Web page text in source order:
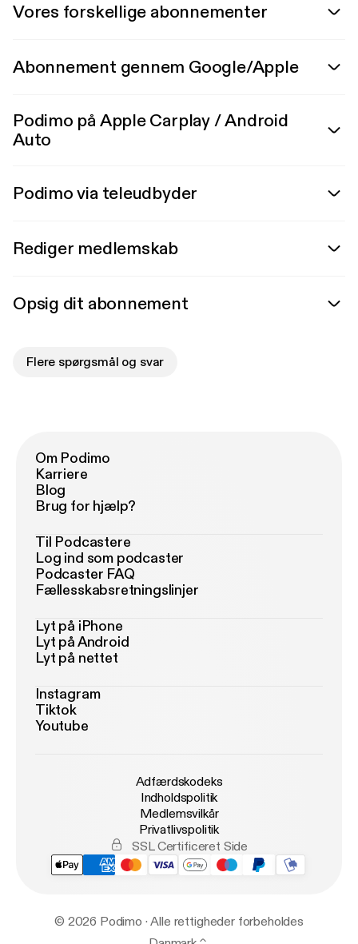
Vores forskellige abonnementer
Abonnement gennem Google/Apple
Podimo på Apple Carplay / Android
Auto
Podimo via teleudbyder
Rediger medlemskab
Opsig dit abonnement
Flere spørgsmål og svar
Om Podimo
Karriere
Blog
Brug for hjælp?
Til Podcastere
Log ind som podcaster
Podcaster FAQ
Fællesskabsretningslinjer
Lyt på iPhone
Lyt på Android
Lyt på nettet
Instagram
Tiktok
Youtube
Adfærdskodeks
Indholdspolitik
Medlemsvilkår
Privatlivspolitik
SSL Certificeret Side
© 2026 Podimo · Alle rettigheder forbeholdes